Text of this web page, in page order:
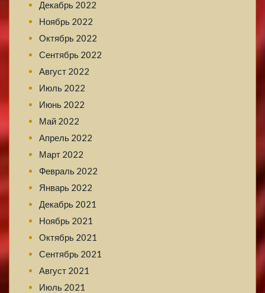
Декабрь 2022
Ноябрь 2022
Октябрь 2022
Сентябрь 2022
Август 2022
Июль 2022
Июнь 2022
Май 2022
Апрель 2022
Март 2022
Февраль 2022
Январь 2022
Декабрь 2021
Ноябрь 2021
Октябрь 2021
Сентябрь 2021
Август 2021
Июль 2021